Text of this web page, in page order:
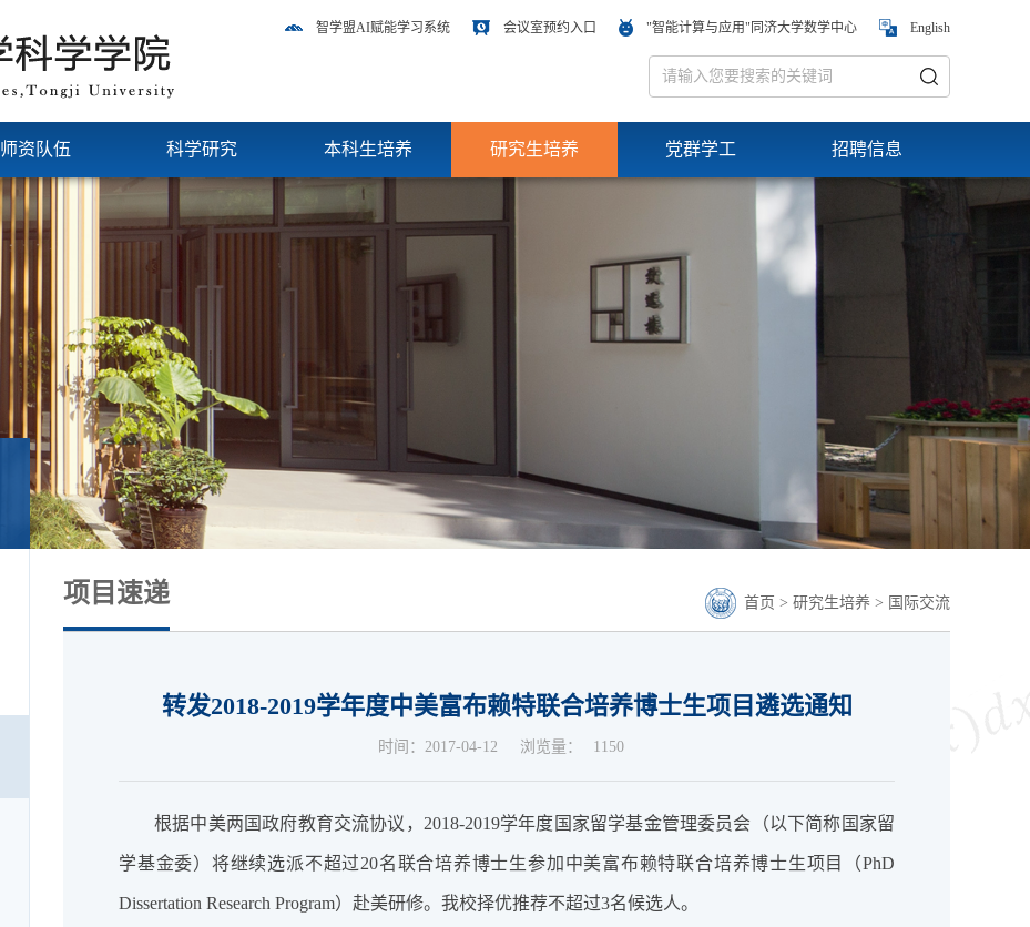
智学盟AI赋能学习系统 会议室预约入口 "智能计算与应用"同济大学数学中心 English
师资队伍 科学研究 本科生培养 研究生培养 党群学工 招聘信息
项目速递 首页 > 研究生培养 > 国际交流
转发2018-2019学年度中美富布赖特联合培养博士生项目遴选通知
时间：2017-04-12 浏览量： 1150
根据中美两国政府教育交流协议，2018-2019学年度国家留学基金管理委员会（以下简称国家留
学基金委）将继续选派不超过20名联合培养博士生参加中美富布赖特联合培养博士生项目（PhD
Dissertation Research Program）赴美研修。我校择优推荐不超过3名候选人。